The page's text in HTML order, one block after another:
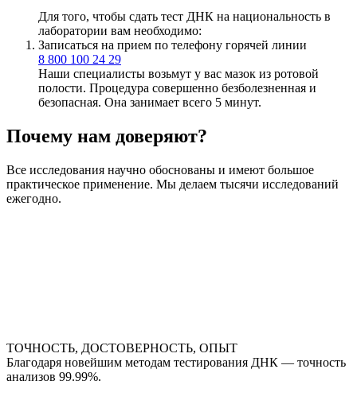
Для того, чтобы сдать тест ДНК на национальность в
лаборатории вам необходимо:
Записаться на прием по телефону горячей линии
8 800 100 24 29
Наши специалисты возьмут у вас мазок из ротовой
полости. Процедура совершенно безболезненная и
безопасная. Она занимает всего 5 минут.
Почему нам доверяют?
Все исследования научно обоснованы и имеют большое
практическое применение. Мы делаем тысячи исследований
ежегодно.
ТОЧНОСТЬ, ДОСТОВЕРНОСТЬ, ОПЫТ
Благодаря новейшим методам тестирования ДНК — точность
анализов 99.99%.